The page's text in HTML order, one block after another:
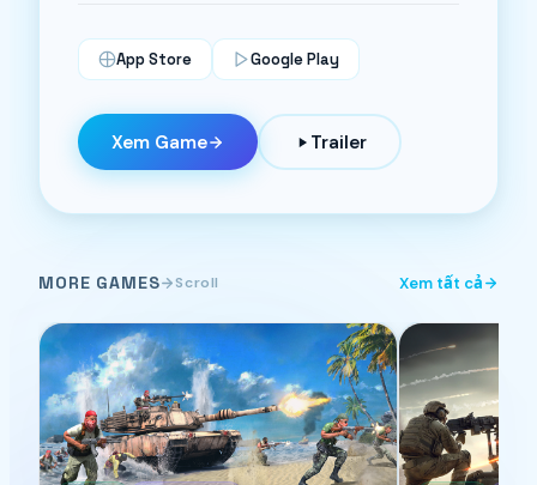
App Store Google Play
Xem Game Trailer
MORE GAMES Scroll Xem tất cả